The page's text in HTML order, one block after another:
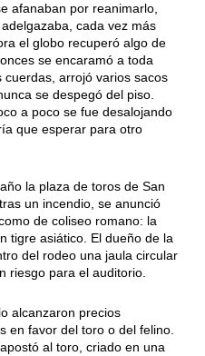
afanaban por reanimarlo,
cada vez más
el globo recuperó algo de
se encaramó a toda
cuerdas, arrojó varios sacos
se despegó del piso.
a poco se fue desalojando
que esperar para otro
la plaza de toros de San
un incendio, se anunció
de coliseo romano: la
tigre asiático. El dueño de la
del rodeo una jaula circular
riesgo para el auditorio.
alcanzaron precios
en favor del toro o del felino.
al toro, criado en una